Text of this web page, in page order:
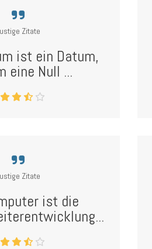
Zitate
ist ein Datum,
eine Null ...
Zitate
ist die